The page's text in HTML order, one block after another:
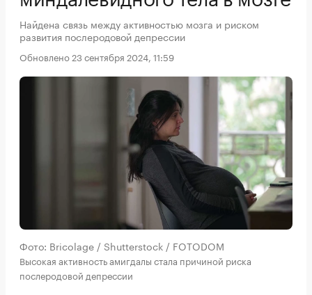
Найдена связь между активностью мозга и риском
развития послеродовой депрессии
Обновлено 23 сентября 2024, 11:59
Фото: Bricolage / Shutterstock / FOTODOM
Высокая активность амигдалы стала причиной риска
послеродовой депрессии